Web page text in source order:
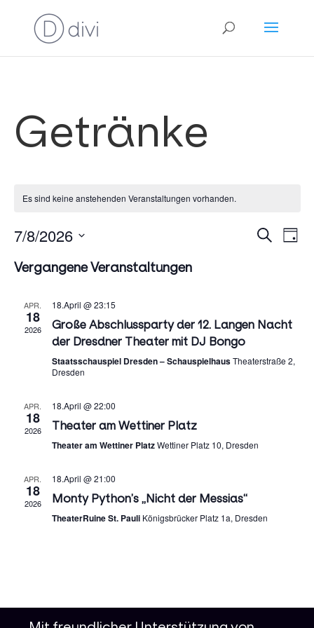
Getränke
Es sind keine anstehenden Veranstaltungen vorhanden.
SucheTag
7/8/2026
wählen.
Vergangene Veranstaltungen
APR.
18
2026
18.April @ 23:15
Große Abschlussparty der 12. Langen Nacht
der Dresdner Theater mit DJ Bongo
Staatsschauspiel Dresden – SchauspielhausTheaterstraße 2,
Dresden
APR.
18
2026
18.April @ 22:00
Theater am Wettiner Platz
Theater am Wettiner PlatzWettiner Platz 10, Dresden
APR.
18
2026
18.April @ 21:00
Monty Python’s „Nicht der Messias“
TheaterRuine St. Pauli Königsbrücker Platz 1a, Dresden